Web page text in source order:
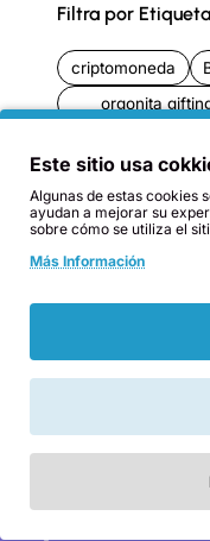
Filtra por
criptomoneda
orgonita
antenas moviles
orgonita y
Este sitio usa
Algunas de estas cookies
ayudan a mejorar su
sobre cómo se utiliza el
Más Información